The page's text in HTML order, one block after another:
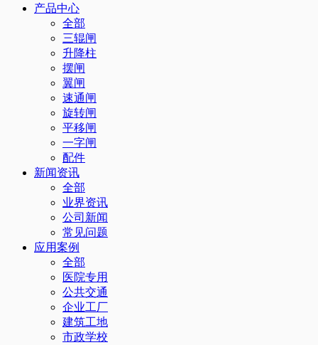
产品中心
全部
三辊闸
升降柱
摆闸
翼闸
速通闸
旋转闸
平移闸
一字闸
配件
新闻资讯
全部
业界资讯
公司新闻
常见问题
应用案例
全部
医院专用
公共交通
企业工厂
建筑工地
市政学校